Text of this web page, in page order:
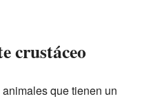
crustáceo
que tienen un